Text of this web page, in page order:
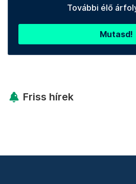
További élő
Mutasd!
Friss hírek